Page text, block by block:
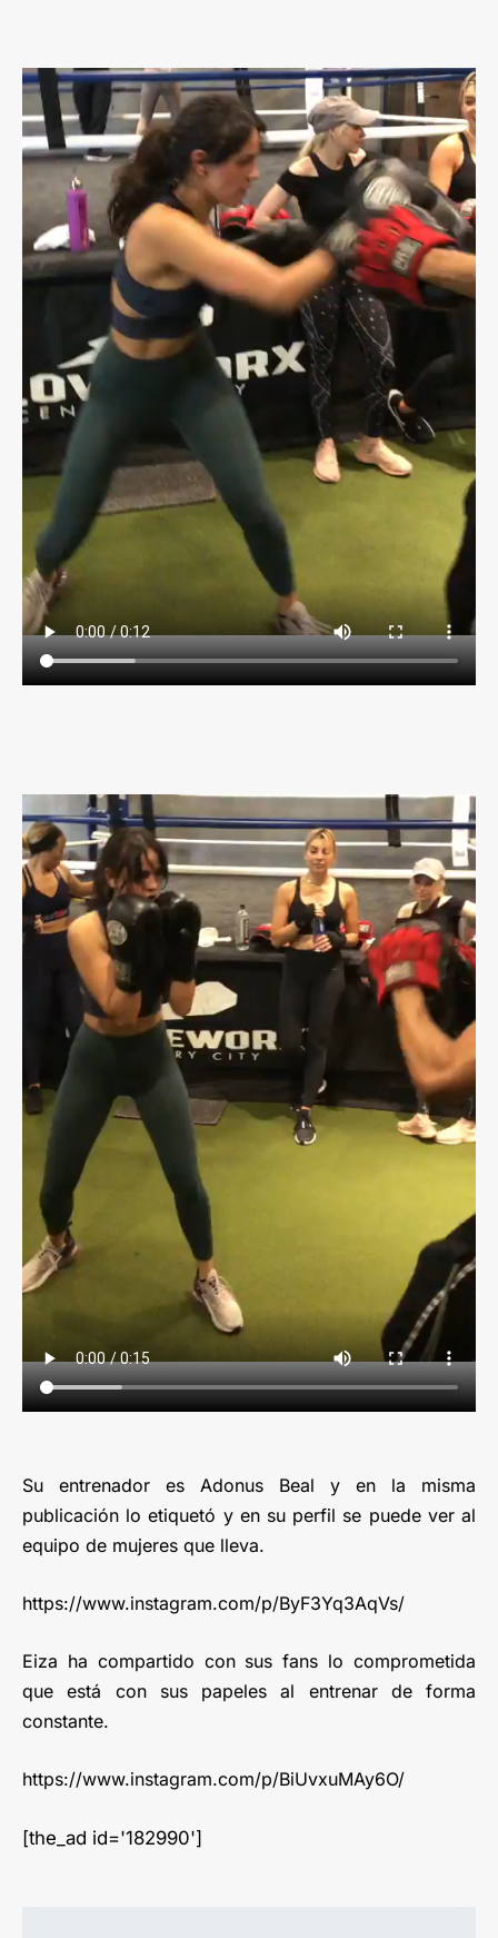
Su entrenador es Adonus Beal y en la misma
publicación lo etiquetó y en su perfil se puede ver al
equipo de mujeres que lleva.
https://www.instagram.com/p/ByF3Yq3AqVs/
Eiza ha compartido con sus fans lo comprometida
que está con sus papeles al entrenar de forma
constante.
https://www.instagram.com/p/BiUvxuMAy6O/
[the_ad id='182990']